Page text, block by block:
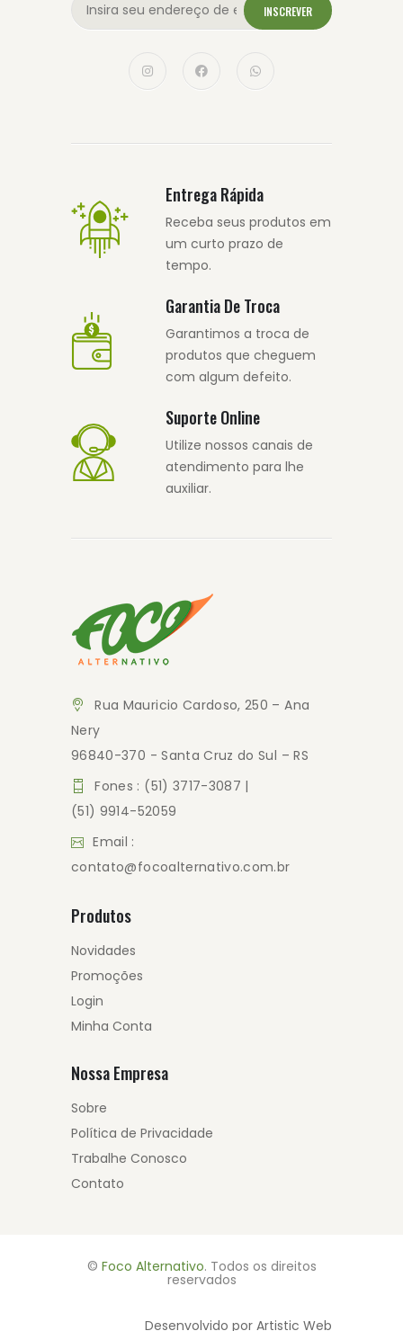
INSCREVER
Entrega Rápida
Receba seus produtos em
um curto prazo de
tempo.
Garantia De Troca
Garantimos a troca de
produtos que cheguem
com algum defeito.
Suporte Online
Utilize nossos canais de
atendimento para lhe
auxiliar.
Rua Mauricio Cardoso, 250 – Ana
Nery
96840-370 - Santa Cruz do Sul – RS
Fones : (51) 3717-3087 |
(51) 9914-52059
Email :
contato@focoalternativo.com.br
Produtos
Novidades
Promoções
Login
Minha Conta
Nossa Empresa
Sobre
Política de Privacidade
Trabalhe Conosco
Contato
© Foco Alternativo. Todos os direitos
reservados
Desenvolvido por Artistic Web